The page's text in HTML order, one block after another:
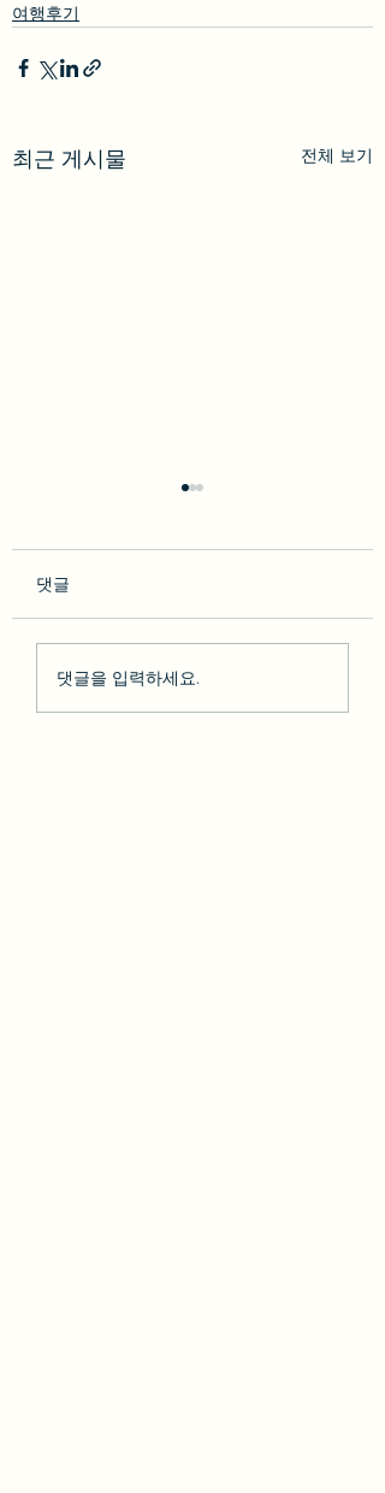
여행후기
최근 게시물 전체 보기
so********* 2023-02-10
댓글
댓글을 입력하세요.